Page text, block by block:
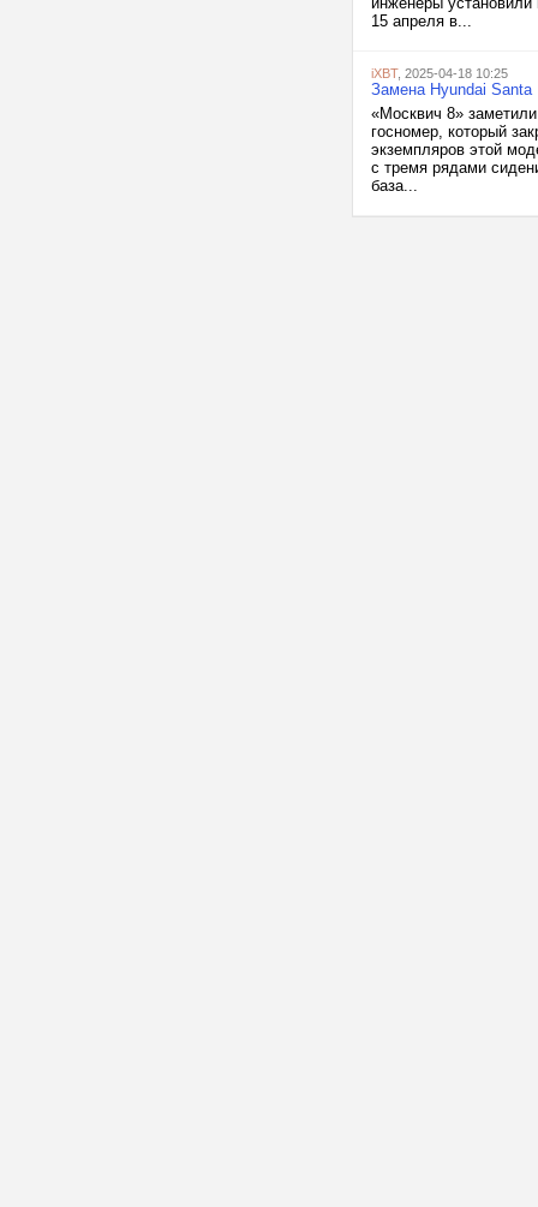
15 апреля в...
iXBT, 2025-04-18 10:25
Замена Hyundai
«Москвич 8»
госномер, который
экземпляров этой
с тремя рядами
база...